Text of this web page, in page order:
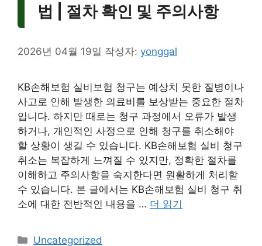
법 | 절차 확인 및 주의사항
2026년 04월 19일 작성자: yonggal
KB손해보험 실비보험 청구는 예상치 못한 질병이나
사고로 인해 발생한 의료비를 보상받는 중요한 절차
입니다. 하지만 때로는 청구 과정에서 오류가 발생
하거나, 개인적인 사정으로 인해 청구를 취소해야
할 상황이 생길 수 있습니다. KB손해보험 실비 청구
취소는 복잡하게 느껴질 수 있지만, 정확한 절차를
이해하고 주의사항을 숙지한다면 원활하게 처리할
수 있습니다. 본 글에서는 KB손해보험 실비 청구 취
소에 대한 전반적인 내용을 … 더 읽기
카
Uncategorized